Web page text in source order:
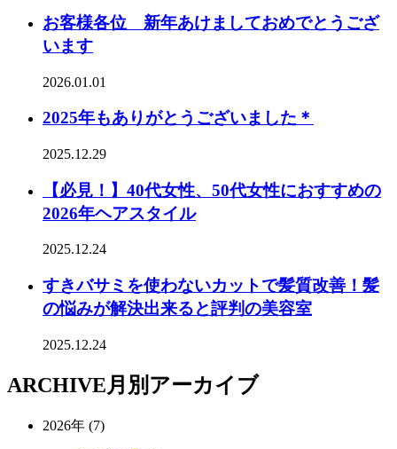
お客様各位 新年あけましておめでとうござ
います
2026.01.01
2025年もありがとうございました＊
2025.12.29
【必見！】40代女性、50代女性におすすめの
2026年ヘアスタイル
2025.12.24
すきバサミを使わないカットで髪質改善！髪
の悩みが解決出来ると評判の美容室
2025.12.24
ARCHIVE月別アーカイブ
2026年 (7)